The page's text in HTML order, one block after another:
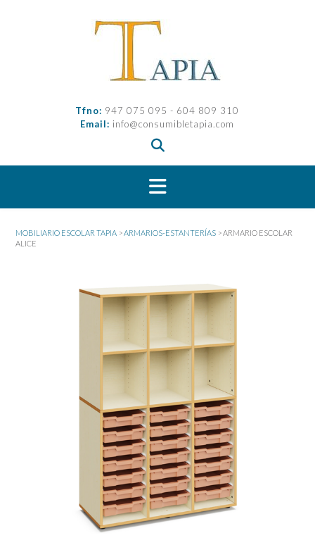
Tfno: 947 075 095 - 604 809 310
Email: info@consumibletapia.com
MOBILIARIO ESCOLAR TAPIA >ARMARIOS-ESTANTERÍAS >ARMARIO ESCOLAR
ALICE